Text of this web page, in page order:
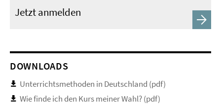
Jetzt anmelden
DOWNLOADS
Unterrichtsmethoden in Deutschland (pdf)
Wie finde ich den Kurs meiner Wahl? (pdf)